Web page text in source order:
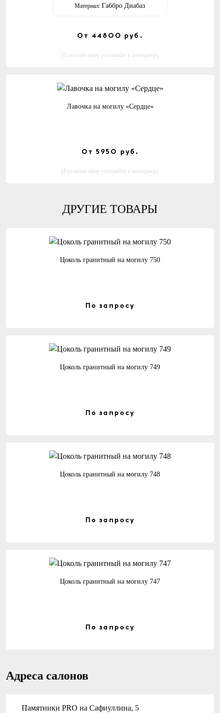
Материал: Габбро Диабаз
От 44800 руб.
Итоговую цену уточняйте у менеджера
Лавочка на могилу «Сердце»
От 5950 руб.
Итоговую цену уточняйте у менеджера
ДРУГИЕ ТОВАРЫ
Цоколь гранитный на могилу 750
По запросу
Цоколь гранитный на могилу 749
По запросу
Цоколь гранитный на могилу 748
По запросу
Цоколь гранитный на могилу 747
По запросу
Адреса салонов
Памятники PRO на Сафиуллина, 5